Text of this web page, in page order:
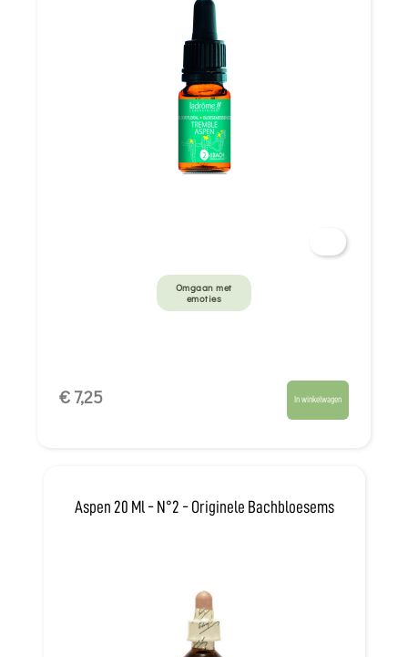
Omgaan met
emoties
€ 7,25 In winkelwagen
Aspen 20 Ml - N°2 - Originele Bachbloesems